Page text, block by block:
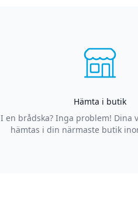
Hämta i butik
I en brådska? Inga problem! Dina
hämtas i din närmaste butik